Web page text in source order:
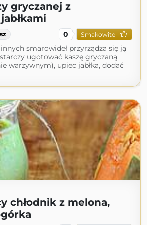
gryczanej z
0 Smakowite
smarowideł przyrządza się ją
ugotować kaszę gryczaną
warzywnym), upiec jabłka, dodać
chłodnik z melona,